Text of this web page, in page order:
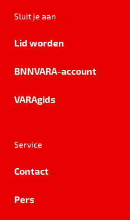
Sluit je aan
Lid worden
BNNVARA-account
VARAgids
Service
Contact
Pers